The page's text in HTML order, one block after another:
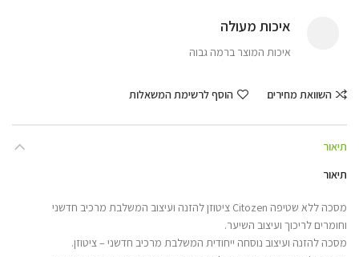
איכות מעולה
איכות המוצר ברמה גבוה
השוואת מחירים הוסף לרשימת המשאלות
תיאור
תיאור
מסכה ללא שטיפה Citozen ציטוזן להזנה ועיצוב המשלבת מרכיב חדשני
וחומרים לריכוך ועיצוב השיער.
מסכה להזנה ועיצוב נוסחה ייחודית המשלבת מרכיב חדשני – ציטוזן.